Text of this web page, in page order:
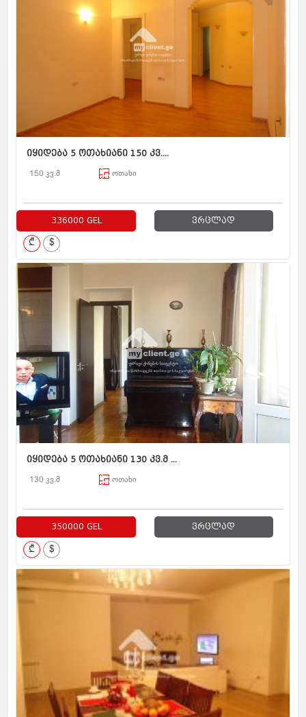
იყიდება 5 ოთახიანი 150 კვ....
150 კვ.მ ოთახი
336000 GEL ვრცლად
₾ $
იყიდება 5 ოთახიანი 130 კვ.მ ...
130 კვ.მ ოთახი
350000 GEL ვრცლად
₾ $